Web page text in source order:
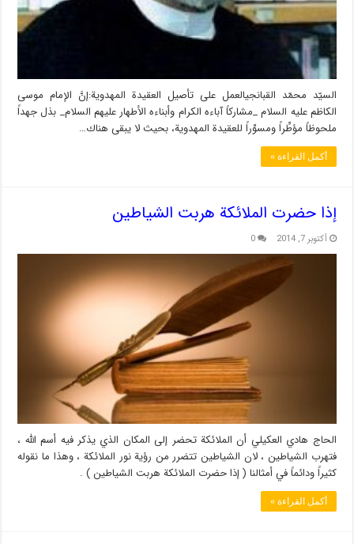
السيّد محمّد القبانجيالعمل على تأصيل العقيدة المهدوية:إنَّ الإمام موسى
الكاظم عليه السلام _مشاركاً آباءه الكرام وأبناءه الأطهار عليهم السلام_ بذل جهداً
ملحوظاً مؤطِّراً ومسوِّراً للعقيدة المهدوية، بحيث لا يبقى هناك…
أكمل القراءة »
إذا حضرت الملائكة هربت الشياطين
أكتوبر 7, 2014 0
الحاج هادي العكيلي أن الملائكة تحضر إلى المكان الذي يذكر فيه أسم الله ،
فتهرب الشياطين ، لان الشياطين تتضرر من رؤية نور الملائكة ، وهذا ما نقوله
كثيراً ودائماً في أمثالنا ( إذا حضرت الملائكة هربت الشياطين ) .
أكمل القراءة »